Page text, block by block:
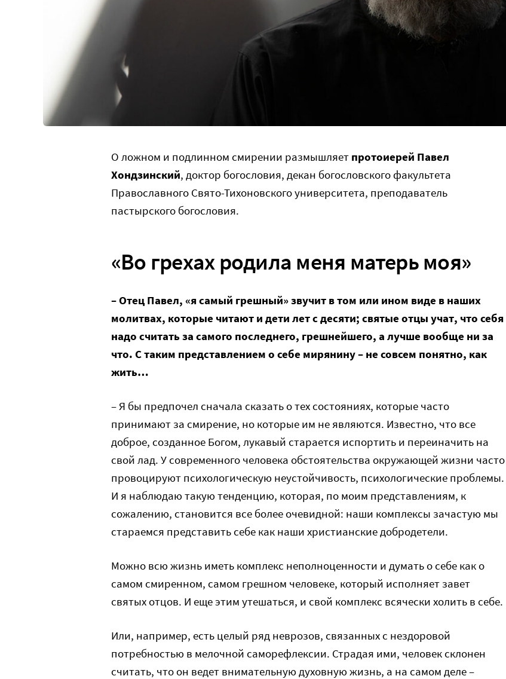
О ложном и подлинном смирении размышляет протоиерей Павел
Хондзинский, доктор богословия, декан богословского факультета
Православного Свято-Тихоновского университета, преподаватель
пастырского богословия.
«Во грехах родила меня матерь моя»
– Отец Павел, «я самый грешный» звучит в том или ином виде в наших
молитвах, которые читают и дети лет с десяти; святые отцы учат, что себя
надо считать за самого последнего, грешнейшего, а лучше вообще ни за
что. С таким представлением о себе мирянину – не совсем понятно, как
жить…
– Я бы предпочел сначала сказать о тех состояниях, которые часто
принимают за смирение, но которые им не являются. Известно, что все
доброе, созданное Богом, лукавый старается испортить и переиначить на
свой лад. У современного человека обстоятельства окружающей жизни часто
провоцируют психологическую неустойчивость, психологические проблемы.
И я наблюдаю такую тенденцию, которая, по моим представлениям, к
сожалению, становится все более очевидной: наши комплексы зачастую мы
стараемся представить себе как наши христианские добродетели.
Можно всю жизнь иметь комплекс неполноценности и думать о себе как о
самом смиренном, самом грешном человеке, который исполняет завет
святых отцов. И еще этим утешаться, и свой комплекс всячески холить в себе.
Или, например, есть целый ряд неврозов, связанных с нездоровой
потребностью в мелочной саморефлексии. Страдая ими, человек склонен
считать, что он ведет внимательную духовную жизнь, а на самом деле –